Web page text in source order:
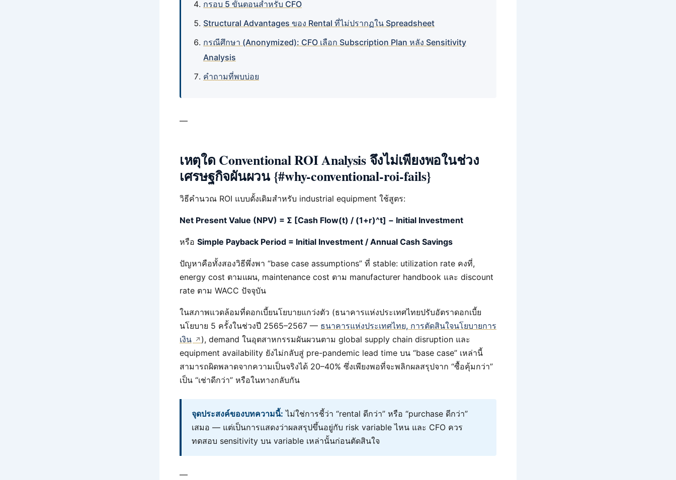
กรอบ 5 ขั้นตอนสำหรับ CFO
Structural Advantages ของ Rental ที่ไม่ปรากฏใน Spreadsheet
กรณีศึกษา (Anonymized): CFO เลือก Subscription Plan หลัง Sensitivity
Analysis
คำถามที่พบบ่อย
—
เหตุใด Conventional ROI Analysis จึงไม่เพียงพอในช่วง
เศรษฐกิจผันผวน {#why-conventional-roi-fails}
วิธีคำนวณ ROI แบบดั้งเดิมสำหรับ industrial equipment ใช้สูตร:
Net Present Value (NPV) = Σ [Cash Flow(t) / (1+r)^t] − Initial Investment
หรือ Simple Payback Period = Initial Investment / Annual Cash Savings
ปัญหาคือทั้งสองวิธีพึ่งพา “base case assumptions” ที่ stable: utilization rate คงที่,
energy cost ตามแผน, maintenance cost ตาม manufacturer handbook และ discount
rate ตาม WACC ปัจจุบัน
ในสภาพแวดล้อมที่ดอกเบี้ยนโยบายแกว่งตัว (ธนาคารแห่งประเทศไทยปรับอัตราดอกเบี้ย
นโยบาย 5 ครั้งในช่วงปี 2565–2567 — ธนาคารแห่งประเทศไทย, การตัดสินใจนโยบายการ
เงิน
), demand ในอุตสาหกรรมผันผวนตาม global supply chain disruption และ
equipment availability ยังไม่กลับสู่ pre-pandemic lead time บน “base case” เหล่านี้
สามารถผิดพลาดจากความเป็นจริงได้ 20–40% ซึ่งเพียงพอที่จะพลิกผลสรุปจาก “ซื้อคุ้มกว่า”
เป็น “เช่าดีกว่า” หรือในทางกลับกัน
จุดประสงค์ของบทความนี้: ไม่ใช่การชี้ว่า “rental ดีกว่า” หรือ “purchase ดีกว่า”
เสมอ — แต่เป็นการแสดงว่าผลสรุปขึ้นอยู่กับ risk variable ไหน และ CFO ควร
ทดสอบ sensitivity บน variable เหล่านั้นก่อนตัดสินใจ
—